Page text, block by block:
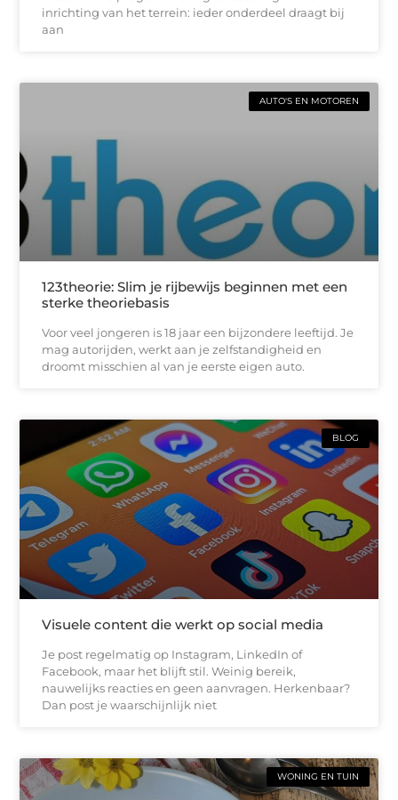
inrichting van het terrein: ieder onderdeel draagt bij
aan
AUTO'S EN MOTOREN
123theorie: Slim je rijbewijs beginnen met een
sterke theoriebasis
Voor veel jongeren is 18 jaar een bijzondere leeftijd. Je
mag autorijden, werkt aan je zelfstandigheid en
droomt misschien al van je eerste eigen auto.
BLOG
Visuele content die werkt op social media
Je post regelmatig op Instagram, LinkedIn of
Facebook, maar het blijft stil. Weinig bereik,
nauwelijks reacties en geen aanvragen. Herkenbaar?
Dan post je waarschijnlijk niet
WONING EN TUIN